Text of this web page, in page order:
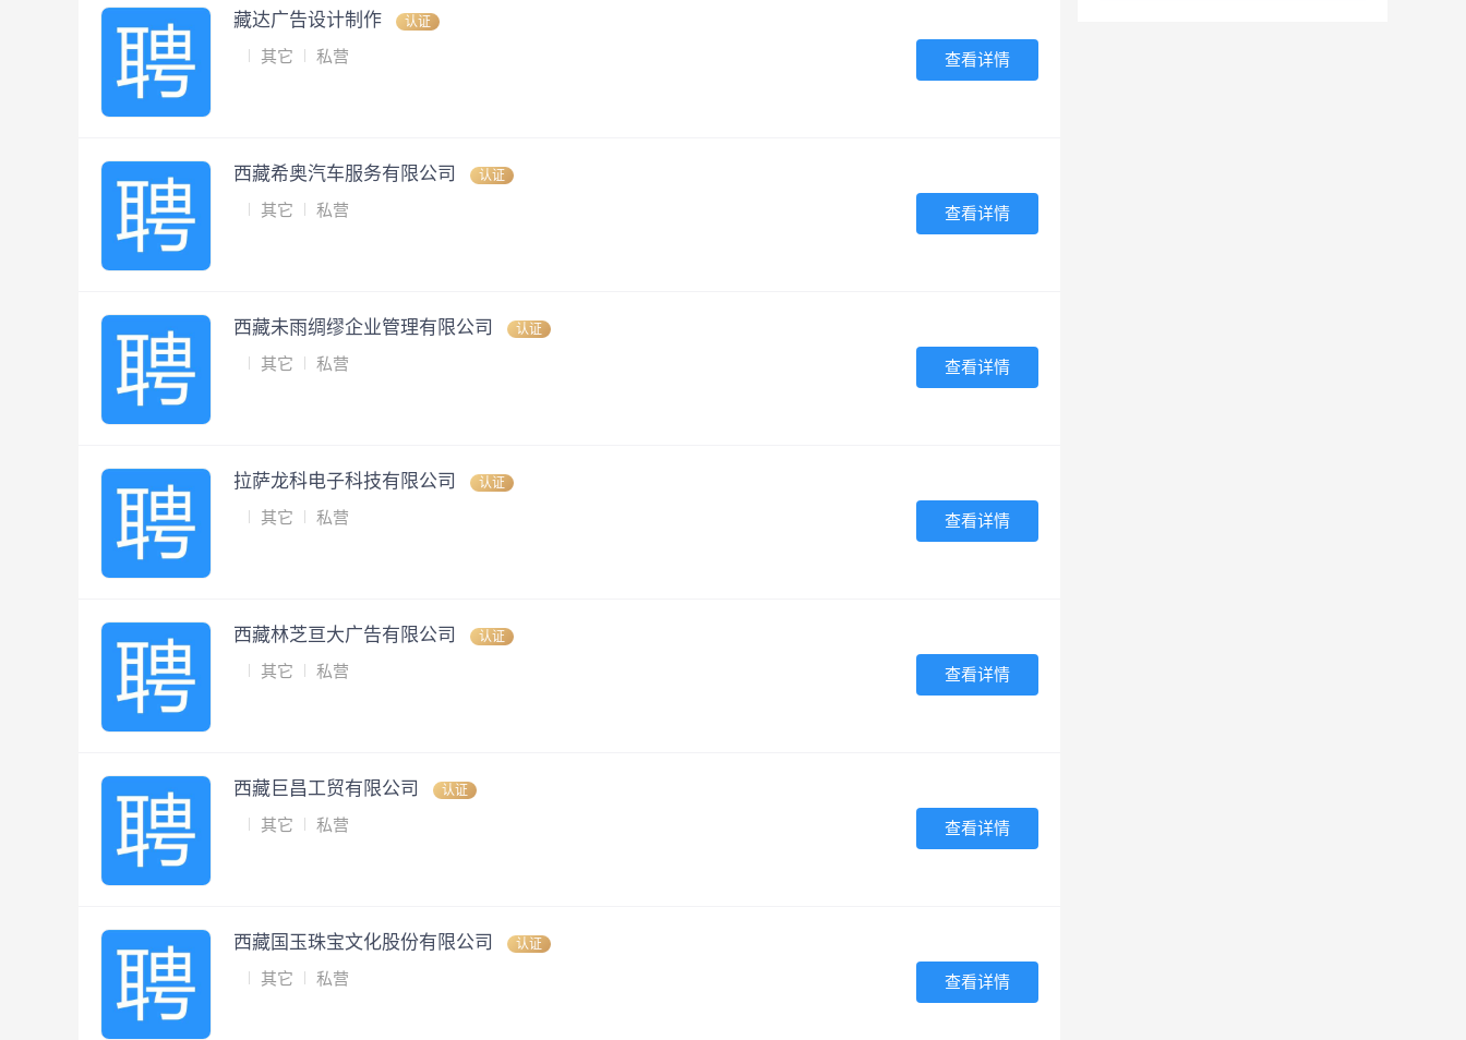
藏达广告设计制作 认证
其它 私营 查看详情
西藏希奥汽车服务有限公司 认证
其它 私营 查看详情
西藏未雨绸缪企业管理有限公司 认证
其它 私营 查看详情
拉萨龙科电子科技有限公司 认证
其它 私营 查看详情
西藏林芝亘大广告有限公司 认证
其它 私营 查看详情
西藏巨昌工贸有限公司 认证
其它 私营 查看详情
西藏国玉珠宝文化股份有限公司 认证
其它 私营 查看详情